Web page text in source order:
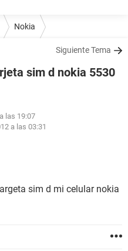
Nokia
Siguiente Tema
sim d nokia 5530
las 19:07
a las 03:31
sim d mi celular nokia